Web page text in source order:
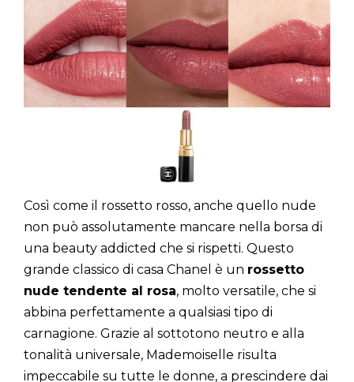
Così come il rossetto rosso, anche quello nude
non può assolutamente mancare nella borsa di
una beauty addicted che si rispetti. Questo
grande classico di casa Chanel è un rossetto
nude tendente al rosa, molto versatile, che si
abbina perfettamente a qualsiasi tipo di
carnagione. Grazie al sottotono neutro e alla
tonalità universale, Mademoiselle risulta
impeccabile su tutte le donne, a prescindere dai